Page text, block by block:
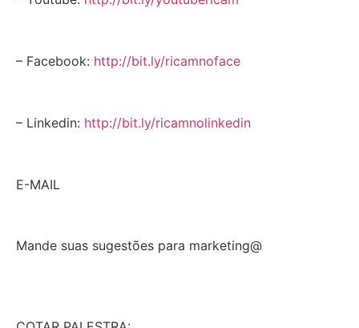
– Facebook: http://bit.ly/ricamnoface
– Linkedin: http://bit.ly/ricamnolinkedin
E-MAIL
Mande suas sugestões para marketing@